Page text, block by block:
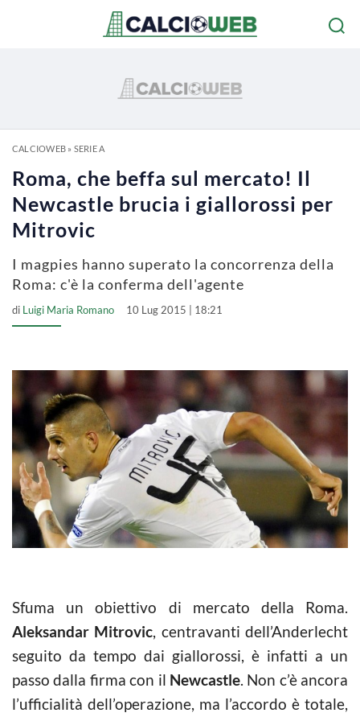
CALCIOWEB» SERIE A
Roma, che beffa sul mercato! Il
Newcastle brucia i giallorossi per
Mitrovic
I magpies hanno superato la concorrenza della
Roma: c'è la conferma dell'agente
di Luigi Maria Romano 10 Lug 2015 | 18:21
Sfuma un obiettivo di mercato della Roma.
Aleksandar Mitrovic, centravanti dell’Anderlecht
seguito da tempo dai giallorossi, è infatti a un
passo dalla firma con il Newcastle. Non c’è ancora
l’ufficialità dell’operazione, ma l’accordo è totale,